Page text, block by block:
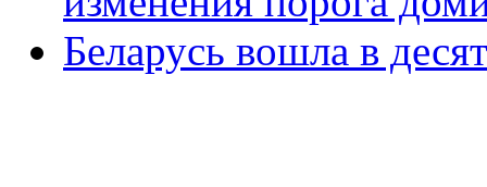
Беларусь вошла в